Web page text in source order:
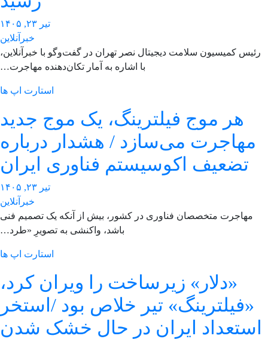
تیر ۲۳, ۱۴۰۵
خبرآنلاین
کمیسیون سلامت دیجیتال نصر تهران در گفت‌وگو با خبرآنلاین،
با اشاره به آمار تکان‌دهنده‌ مهاجرت…
استارت اپ ها
هر موج فیلترینگ، یک موج جدید
مهاجرت می‌سازد / هشدار درباره
تضعیف اکوسیستم فناوری ایران
تیر ۲۳, ۱۴۰۵
خبرآنلاین
مهاجرت متخصصان فناوری در کشور، بیش از آنکه یک تصمیم فنی
باشد، واکنشی به تصویرِ «طرد…
استارت اپ ها
«دلار» زیرساخت را ویران کرد،
«فیلترینگ» تیر خلاص بود /استخر
ایران در حال خشک شدن